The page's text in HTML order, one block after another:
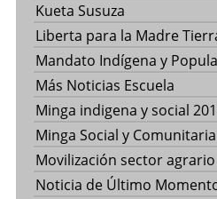
Kueta Susuza
Liberta para la Madre
Mandato Indígena y
Más Noticias Escuela
Minga indigena y social
Minga Social y Comunitaria
Movilización sector agrario
Noticia de Último